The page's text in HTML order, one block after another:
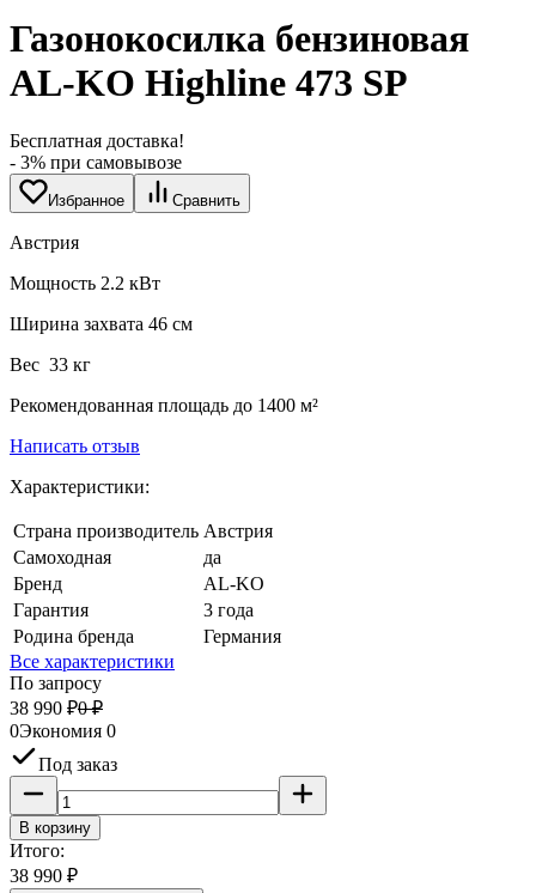
Газонокосилка бензиновая
AL-KO Highline 473 SP
Бесплатная доставка!
- 3% при самовывозе
Избранное Сравнить
Австрия
Мощность 2.2 кВт
Ширина захвата 46 см
Вес 33 кг
Рекомендованная площадь до 1400 м²
Написать отзыв
Характеристики:
Страна производитель Австрия
Самоходная
да
Бренд
AL-KO
Гарантия
3 года
Родина бренда
Германия
Все характеристики
По запросу
38 990 ₽0 ₽
0Экономия 0
Под заказ
В корзину
Итого:
38 990 ₽